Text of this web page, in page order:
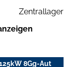
Zentrallager
8Gg-Aut